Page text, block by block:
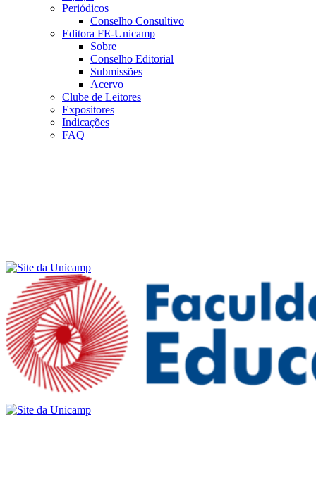
Periódicos
Conselho Consultivo
Editora FE-Unicamp
Sobre
Conselho Editorial
Submissões
Acervo
Clube de Leitores
Expositores
Indicações
FAQ